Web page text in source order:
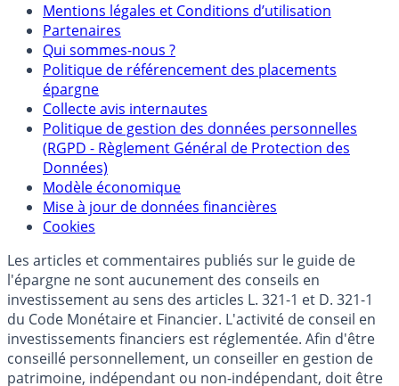
Mentions légales et Conditions d’utilisation
Partenaires
Qui sommes-nous ?
Politique de référencement des placements
épargne
Collecte avis internautes
Politique de gestion des données personnelles
(RGPD - Règlement Général de Protection des
Données)
Modèle économique
Mise à jour de données financières
Cookies
Les articles et commentaires publiés sur le guide de
l'épargne ne sont aucunement des conseils en
investissement au sens des articles L. 321-1 et D. 321-1
du Code Monétaire et Financier. L'activité de conseil en
investissements financiers est réglementée. Afin d'être
conseillé personnellement, un conseiller en gestion de
patrimoine, indépendant ou non-indépendant, doit être